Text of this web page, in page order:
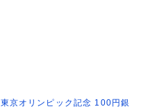
東京オリンピック記念 100円銀